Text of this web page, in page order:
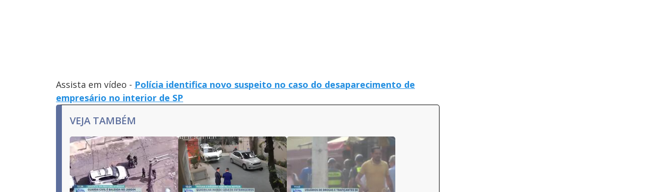
Assista em vídeo - Polícia identifica novo suspeito no caso do desaparecimento de
empresário no interior de SP
VEJA TAMBÉM